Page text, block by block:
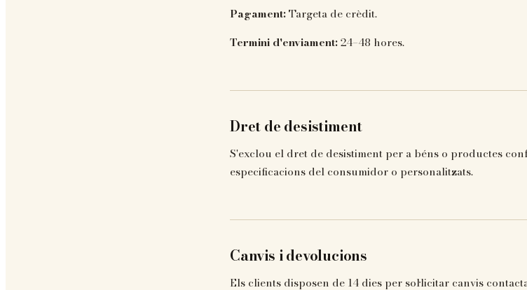
Pagament:Targeta de crèdit.
Termini d'enviament:24–48 hores.
Dret de desistiment
S'exclou el dret de desistiment per a béns o productes
especificacions del consumidor o personalitzats.
Canvis i devolucions
Els clients disposen de 14 dies per sol·licitar canvis